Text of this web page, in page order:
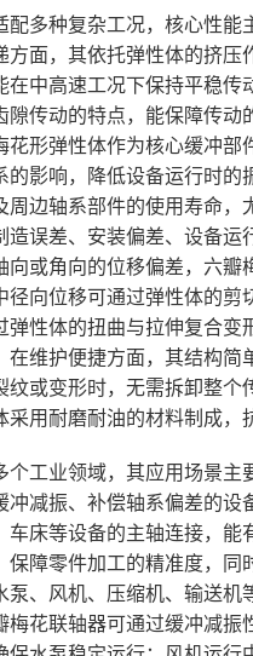
多种复杂工况，核心性
面，其依托弹性体的挤
中高速工况下保持平稳
传动的特点，能保障传
形弹性体作为核心缓冲
影响，降低设备运行时
周边轴系部件的使用寿命
误差、安装偏差、设备
或角向的位移偏差，六
向位移可通过弹性体的
性体的扭曲与拉伸复合变
维护便捷方面，其结构简
或变形时，无需拆卸整
用耐磨耐油的材料制成，
工业领域，其应用场景
减振、补偿轴系偏差的
床等设备的主轴连接，能
障零件加工的精准度，同
、风机、压缩机、输送机
花联轴器可通过缓冲减